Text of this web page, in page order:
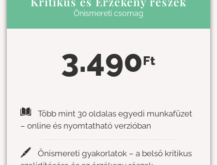
Önismereti csomag
3.490Ft
Több mint 30 oldalas egyedi munkafüzet
– online és nyomtatható verzióban
Önismereti gyakorlatok – a belső kritikus